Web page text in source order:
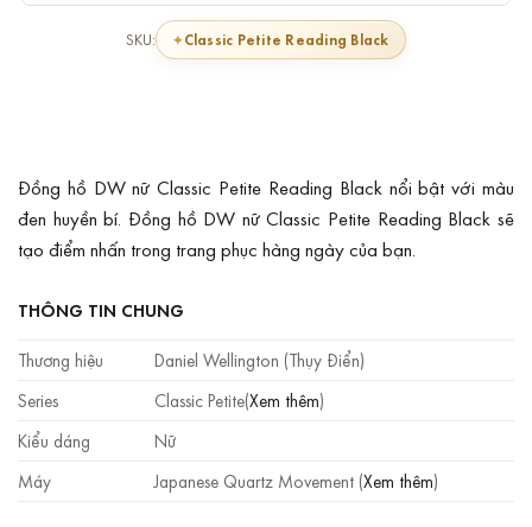
SKU: Classic Petite Reading Black
Đồng hồ DW nữ Classic Petite Reading Black nổi bật với màu
đen huyền bí. Đồng hồ DW nữ Classic Petite Reading Black sẽ
tạo điểm nhấn trong trang phục hàng ngày của bạn.
THÔNG TIN CHUNG
Thương hiệu
Daniel Wellington (Thụy Điển)
Series
Classic Petite(Xem thêm)
Kiểu dáng
Nữ
Máy
Japanese Quartz Movement (Xem thêm)